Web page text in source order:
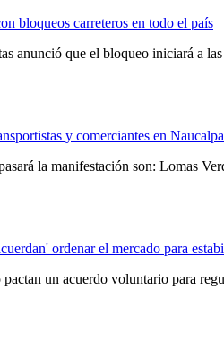
bloqueos carreteros en todo el país
anunció que el bloqueo iniciará a
y comerciantes en
la manifestación son: Lomas
ordenar el mercado para
un acuerdo voluntario para